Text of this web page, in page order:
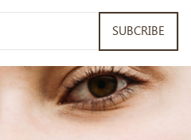
SUBCRIBE